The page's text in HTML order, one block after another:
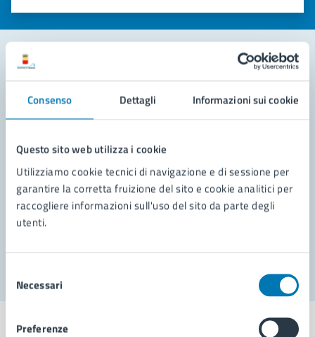
Consenso Dettagli Informazioni sui cookie
Questo sito web utilizza i cookie
Utilizziamo cookie tecnici di navigazione e di sessione per
garantire la corretta fruizione del sito e cookie analitici per
raccogliere informazioni sull'uso del sito da parte degli
utenti.
delNecessari
Preferenze
Valuta 5 stelle su 5
Valuta 4 stelle su 5
Valuta 3 stelle su 5
Valuta 2 stelle su 5
Valuta 1 stelle su 5
Leggi le domande frequenti
Richiedi assistenza
Prenota appuntamento
Problemi in città